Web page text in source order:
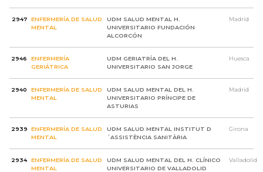
2947
ENFERMERÍA DE SALUD
MENTAL
UDM SALUD MENTAL H.
UNIVERSITARIO FUNDACIÓN
ALCORCÓN
Madrid
2946
ENFERMERÍA
GERIÁTRICA
UDM GERIATRÍA DEL H.
UNIVERSITARIO SAN JORGE
Huesca
2940
ENFERMERÍA DE SALUD
MENTAL
UDM SALUD MENTAL DEL H.
UNIVERSITARIO PRÍNCIPE DE
ASTURIAS
Madrid
2939
ENFERMERÍA DE SALUD
MENTAL
UDM SALUD MENTAL INSTITUT D
´ASSISTÈNCIA SANITÀRIA
Girona
2934
ENFERMERÍA DE SALUD
MENTAL
UDM SALUD MENTAL DEL H. CLÍNICO
UNIVERSITARIO DE VALLADOLID
Valladolid